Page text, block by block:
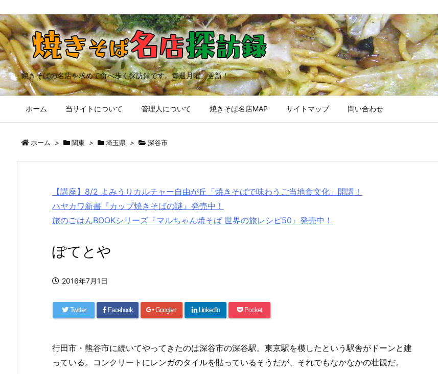
焼きそばの名店を求めて食べ歩く探訪録です。毎週月曜、更新！
ホーム 当サイトについて 管理人について 焼きそば名店MAP サイトマップ 問い合わせ
ホーム > 関東 > 埼玉県 > 深谷市
【講座】8/2 よみうりカルチャー自由が丘「焼きそばで味わうご当地食文化」開講！
ハヤカワ新書『カップ焼きそばの謎』発売中！
旅のごはんBOOKシリーズ『マルちゃん焼そば 世界の旅レシピ50』発売中！
ぽてとや
2016年7月1日
Twitter Facebook Google+ LinkedIn Pocket
行田市・熊谷市に続いてやってきたのは深谷市の深谷駅。東京駅を模したという駅舎がドーンと建
っている。コンクリートにレンガのタイルを貼っているそうだが、それでもなかなかの壮観だ。